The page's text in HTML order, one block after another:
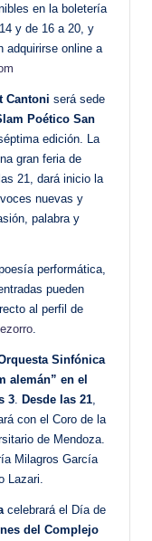
en la boletería
y de 16 a 20, y
adquirirse online a
Cantoni será sede
Poético San
edición. La
gran feria de
21, dará inicio la
nuevas y
palabra y
performática,
pueden
al perfil de
Sinfónica
alemán” en el
3. Desde las 21,
con el Coro de la
de Mendoza.
Milagros García
Lazari.
celebrará el Día de
del Complejo